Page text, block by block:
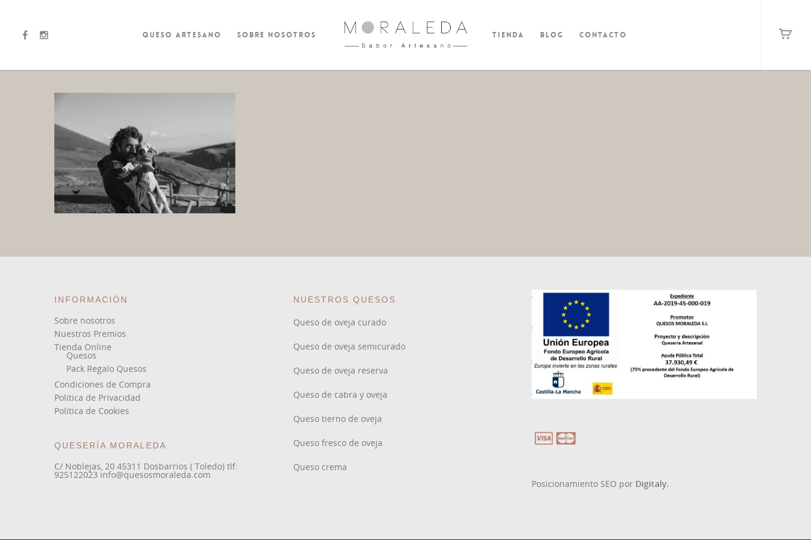
Queso artesano Sobre nosotros Tienda Blog Contacto
INFORMACIÓN
Sobre nosotros
Nuestros Premios
Tienda Online
Quesos
Pack Regalo Quesos
Condiciones de Compra
Política de Privacidad
Política de Cookies
QUESERÍA MORALEDA
C/ Noblejas, 20 45311 Dosbarrios ( Toledo) tlf:
925122023 info@quesosmoraleda.com
NUESTROS QUESOS
Queso de oveja curado
Queso de oveja semicurado
Queso de oveja reserva
Queso de cabra y oveja
Queso tierno de oveja
Queso fresco de oveja
Queso crema
Posicionamiento SEO por Digitaly.